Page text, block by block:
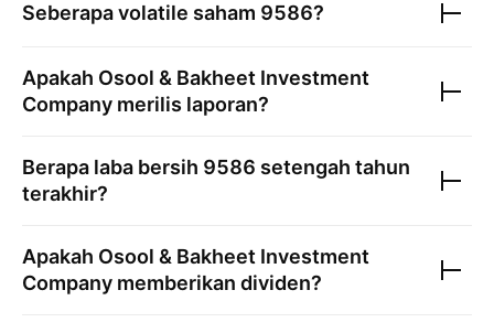
Seberapa volatile saham 9586?
Apakah Osool & Bakheet Investment
Company merilis laporan?
Berapa laba bersih 9586 setengah tahun
terakhir?
Apakah Osool & Bakheet Investment
Company memberikan dividen?